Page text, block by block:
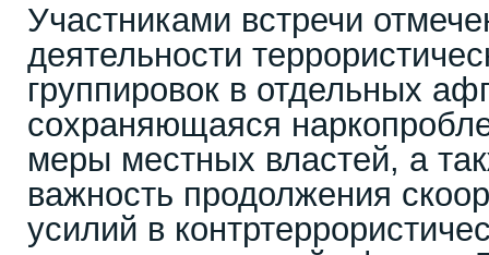
Участниками встречи
деятельности
группировок в отдельных
сохраняющаяся
меры местных властей, а
важность продолжения
усилий в